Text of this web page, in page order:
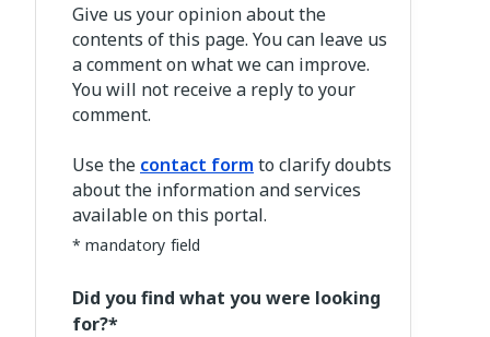
Give us your opinion about the
contents of this page. You can leave us
a comment on what we can improve.
You will not receive a reply to your
comment.
Use the contact form to clarify doubts
about the information and services
available on this portal.
* mandatory field
Did you find what you were looking
for?*